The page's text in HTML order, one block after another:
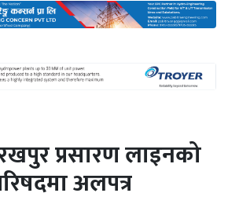
प्रसारण लाइनको
अलपत्र